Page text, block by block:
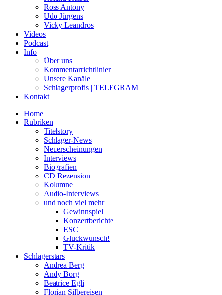
Ross Antony
Udo Jürgens
Vicky Leandros
Videos
Podcast
Info
Über uns
Kommentarrichtlinien
Unsere Kanäle
Schlagerprofis | TELEGRAM
Kontakt
Home
Rubriken
Titelstory
Schlager-News
Neuerscheinungen
Interviews
Biografien
CD-Rezension
Kolumne
Audio-Interviews
und noch viel mehr
Gewinnspiel
Konzertberichte
ESC
Glückwunsch!
TV-Kritik
Schlagerstars
Andrea Berg
Andy Borg
Beatrice Egli
Florian Silbereisen